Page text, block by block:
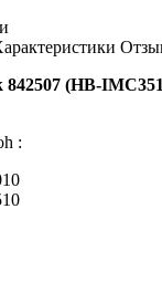
842507 (HB-
: